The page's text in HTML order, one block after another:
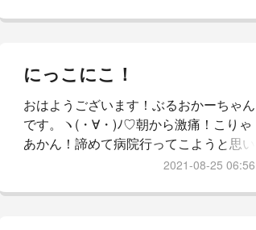
んなに待たされたら、元気なもんまで病
んようになって指先まで痺れてなんな
ら、腕の内側を触るとビリビリチリチリ
感じとったんですが…お注射、2本やり
まして。注射打った瞬間から、ちと動...
にっこにこ！
おはようございます！ぶるおかーちゃん
です。ヽ(・∀・)ﾉ♡朝から激痛！こりゃ
あかん！諦めて病院行ってこようと思い
ます。この世で一番注射嫌い！朝から元
がら何かやったろうとしとります。悪い
2021-08-25 06:56